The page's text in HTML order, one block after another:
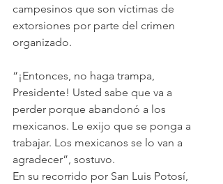
campesinos que son víctimas de
extorsiones por parte del crimen
organizado.
“¡Entonces, no haga trampa,
Presidente! Usted sabe que va a
perder porque abandonó a los
mexicanos. Le exijo que se ponga a
trabajar. Los mexicanos se lo van a
agradecer”, sostuvo.
En su recorrido por San Luis Potosí,